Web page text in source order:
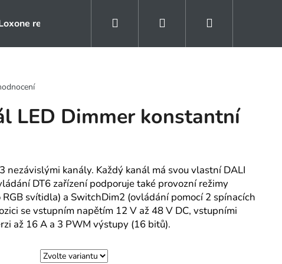
rezidence Kontakty Naše reference
Přihlášení
LED Dimmer konstantní
nezávislými kanály. Každý kanál má svou vlastní DALI
DT6 zařízení podporuje také provozní režimy
svítidla) a SwitchDim2 (ovládání pomocí 2 spínacích
se vstupním napětím 12 V až 48 V DC, vstupními
až 16 A a 3 PWM výstupy (16 bitů).